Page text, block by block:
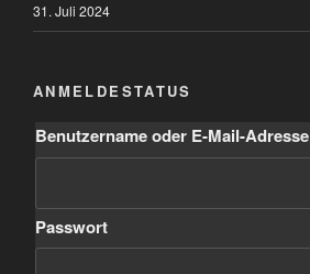
31. Juli 2024
ANMELDESTATUS
Benutzername oder E-Mail-Adresse
Passwort